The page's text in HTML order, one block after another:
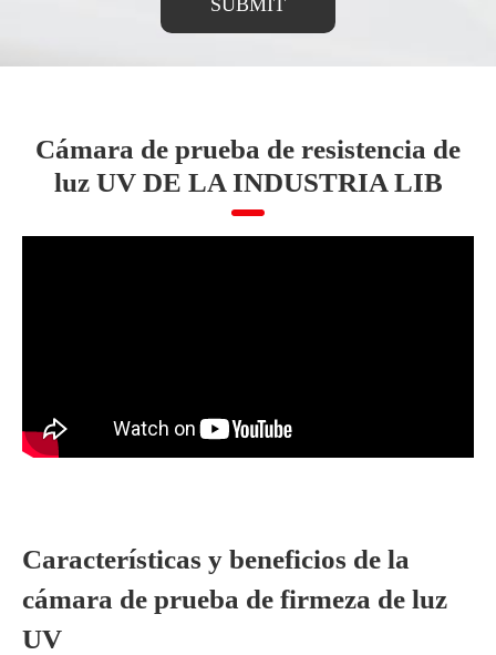
SUBMIT
Cámara de prueba de resistencia de
luz UV DE LA INDUSTRIA LIB
Características y beneficios de la
cámara de prueba de firmeza de luz
UV